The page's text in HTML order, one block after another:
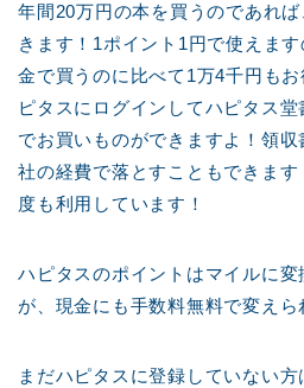
年間20万円の本を買うのであれ
きます！1ポイント1円で使えま
金で買うのに比べて1万4千円も
ピタスにログインしてハピタス
でお買いものができますよ！領
社の経費で落とすこともできま
度も利用しています！
ハピタスのポイントはマイルに
が、現金にも手数料無料で変えら
まだハピタスに登録していない方